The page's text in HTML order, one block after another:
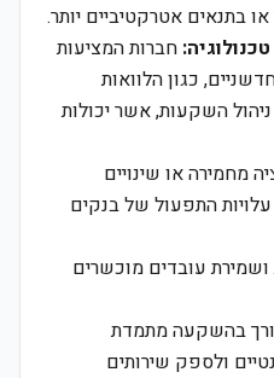
או בתנאים אטרקטיביים יותר.
חברות המציעות
כגון הלוואות
השקעות, אשר יכולות
מחמירה או שינויים
התפעול של בנקים
עובדים מוכשרים
בהשקעה מתמדת
ולספק שירותים